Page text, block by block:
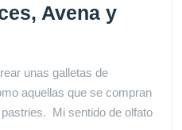
Avena y
unas galletas de
aquellas que se compran
Mi sentido de olfato